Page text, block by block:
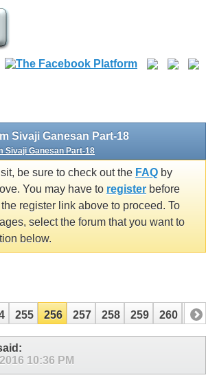
Sivaji Ganesan Part-18
Sivaji Ganesan Part-18
be sure to check out the FAQ by
You may have to register before
register link above to proceed. To
select the forum that you want to
below.
255 256 257 258 259 260 261
10:36 PM